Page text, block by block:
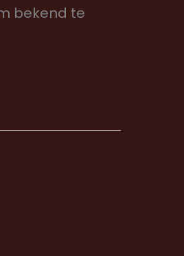
bekend te